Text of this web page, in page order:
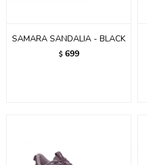
SAMARA SANDALIA - BLACK
$ 699